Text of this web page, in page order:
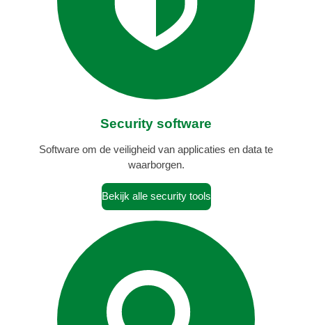
Security software
Software om de veiligheid van applicaties en data te
waarborgen.
Bekijk alle security tools